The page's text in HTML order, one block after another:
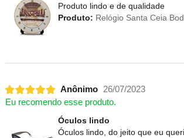
Produto lindo e de qualidade
Produto: Relógio Santa Ceia
Anônimo 26/07/2023
Eu recomendo esse produto.
Óculos lindo
Óculos lindo, do jeito que eu